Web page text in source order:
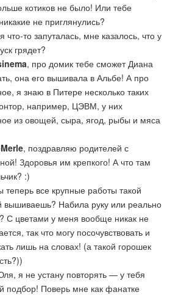
котиков не было! Или тебе
не приглянулись?
что-то запуталась, мне казалось, что у
грядет?
, про домик тебе сможет Диана
она его вышивала в Альбе! А про
я знаю в Питере несколько таких
например, ЦЭВМ, у них
из овощей, сыра, ягод, рыбы и мяса
, поздравляю родителей с
Здоровья им крепкого! А что там
:)
теперь все крупные работы такой
вышиваешь? Набила руку или реально
С цветами у меня вообще никак не
так что могу посочувствовать и
лишь на словах! (а такой горошек
я не устану повторять — у тебя
подбор! Поверь мне как фанатке